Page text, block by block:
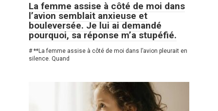
La femme assise à côté de moi dans
l’avion semblait anxieuse et
bouleversée. Je lui ai demandé
pourquoi, sa réponse m’a stupéfié.
# **La femme assise à côté de moi dans l’avion pleurait en
silence. Quand